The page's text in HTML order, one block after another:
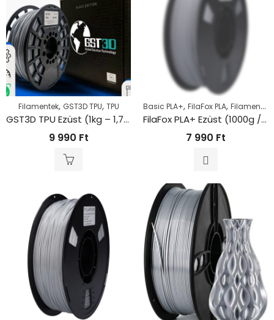
Filamentek, GST3D TPU, TPU
GST3D TPU Ezüst (1kg – 1,75mm)
9 990 Ft
Basic PLA+, FilaFox PLA, Filamentek
FilaFox PLA+ Ezüst (1000g / 1,75mm)
7 990 Ft